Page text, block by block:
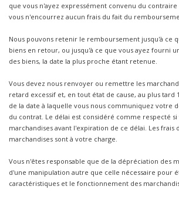
que vous n'ayez expressément convenu du
vous n'encourrez aucun frais du fait du
Nous pouvons retenir le remboursement jusqu'à ce
biens en retour, ou jusqu'à ce que vous ayez fourni
des biens, la date la plus proche étant retenue.
Vous devez nous renvoyer ou remettre les
retard excessif et, en tout état de cause, au plus tard
de la date à laquelle vous nous communiquez votre
du contrat. Le délai est considéré comme respecté
marchandises avant l'expiration de ce délai. Les frais
marchandises sont à votre charge.
Vous n'êtes responsable que de la dépréciation des
d'une manipulation autre que celle nécessaire pour
caractéristiques et le fonctionnement des